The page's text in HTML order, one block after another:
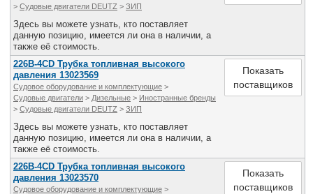
> Судовые двигатели DEUTZ > ЗИП
Здесь вы можете узнать, кто поставляет
данную позицию, имеется ли она в наличии, а
также её стоимость.
226В-4CD Трубка топливная высокого
давления 13023569
Судовое оборудование и комплектующие >
Судовые двигатели > Дизельные > Иностранные бренды
> Судовые двигатели DEUTZ > ЗИП
Здесь вы можете узнать, кто поставляет
данную позицию, имеется ли она в наличии, а
также её стоимость.
Показать
поставщиков
226В-4CD Трубка топливная высокого
давления 13023570
Судовое оборудование и комплектующие >
Показать
поставщиков